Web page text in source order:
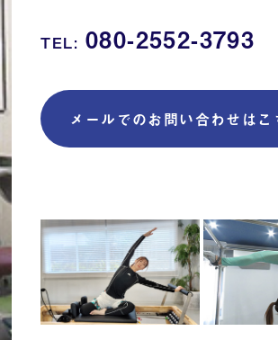
TEL: 080-2552-3793
メールでのお問い合わせはこ